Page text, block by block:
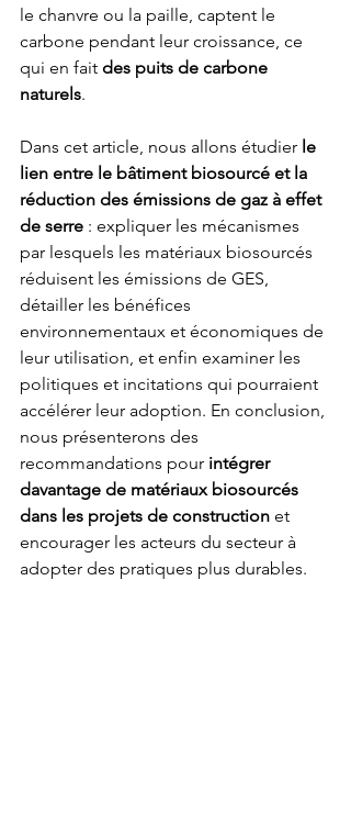
le chanvre ou la paille, captent le
carbone pendant leur croissance, ce
qui en fait des puits de carbone
naturels.
Dans cet article, nous allons étudier le
lien entre le bâtiment biosourcé et la
réduction des émissions de gaz à effet
de serre : expliquer les mécanismes
par lesquels les matériaux biosourcés
réduisent les émissions de GES,
détailler les bénéfices
environnementaux et économiques de
leur utilisation, et enfin examiner les
politiques et incitations qui pourraient
accélérer leur adoption. En conclusion,
nous présenterons des
recommandations pour intégrer
davantage de matériaux biosourcés
dans les projets de construction et
encourager les acteurs du secteur à
adopter des pratiques plus durables.